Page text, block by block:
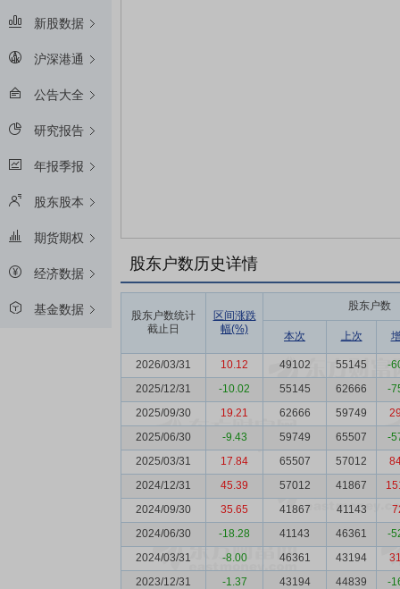
新股数据
沪深港通
公告大全
研究报告
年报季报
股东股本
期货期权
经济数据
基金数据
股东户数历史详情
股东户数统计
截止日
区间涨跌
幅(%)
股东户数
本次 上次
2026/03/31 10.12 49102 55145
-
2025/12/31
-10.02 55145 62666
-
2025/09/30
19.21 62666 59749
2025/06/30
-9.43 59749 65507
-
2025/03/31
17.84 65507 57012
2024/12/31
45.39 57012 41867
2024/09/30
35.65 41867 41143
2024/06/30
-18.28 41143 46361
-
2024/03/31
-8.00 46361 43194
2023/12/31
-1.37 43194 44839
-